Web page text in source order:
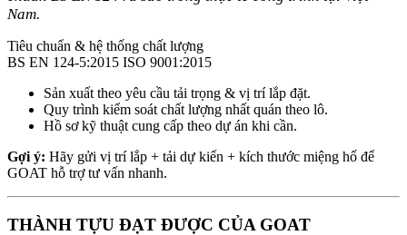
Nam.
Tiêu chuẩn & hệ thống chất lượng
BS EN 124-5:2015 ISO 9001:2015
Sản xuất theo yêu cầu tải trọng & vị trí lắp đặt.
Quy trình kiểm soát chất lượng nhất quán theo lô.
Hồ sơ kỹ thuật cung cấp theo dự án khi cần.
Gợi ý: Hãy gửi vị trí lắp + tải dự kiến + kích thước miệng hố để
GOAT hỗ trợ tư vấn nhanh.
THÀNH TỰU ĐẠT ĐƯỢC CỦA GOAT